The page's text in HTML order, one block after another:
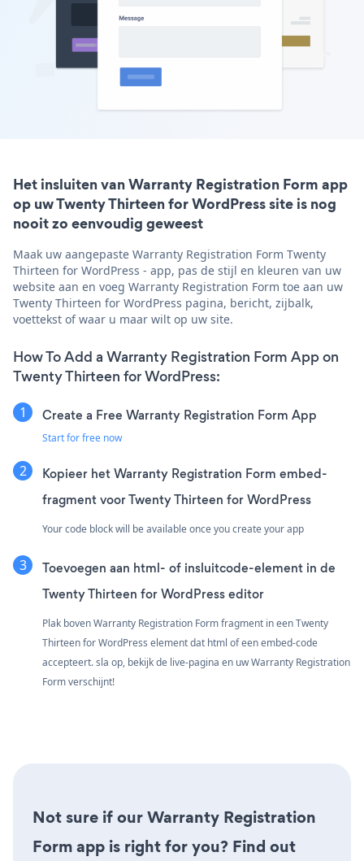
Het insluiten van Warranty Registration Form app
op uw Twenty Thirteen for WordPress site is nog
nooit zo eenvoudig geweest
Maak uw aangepaste Warranty Registration Form Twenty
Thirteen for WordPress - app, pas de stijl en kleuren van uw
website aan en voeg Warranty Registration Form toe aan uw
Twenty Thirteen for WordPress pagina, bericht, zijbalk,
voettekst of waar u maar wilt op uw site.
How To Add a Warranty Registration Form App on
Twenty Thirteen for WordPress:
Create a Free Warranty Registration Form App
Start for free now
Kopieer het Warranty Registration Form embed-
fragment voor Twenty Thirteen for WordPress
Your code block will be available once you create your app
Toevoegen aan html- of insluitcode-element in de
Twenty Thirteen for WordPress editor
Plak boven Warranty Registration Form fragment in een Twenty
Thirteen for WordPress element dat html of een embed-code
accepteert. sla op, bekijk de live-pagina en uw Warranty Registration
Form verschijnt!
Not sure if our Warranty Registration
Form app is right for you? Find out